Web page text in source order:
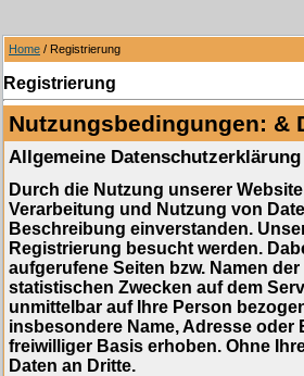
Home / Registrierung
Registrierung
Nutzungsbedingungen: &
Allgemeine Datenschutzerklärung
Durch die Nutzung unserer
Verarbeitung und Nutzung von
Beschreibung einverstanden.
Registrierung besucht werden.
aufgerufene Seiten bzw. Namen
statistischen Zwecken auf dem
unmittelbar auf Ihre Person
insbesondere Name, Adresse oder
freiwilliger Basis erhoben. Ohne
Daten an Dritte.